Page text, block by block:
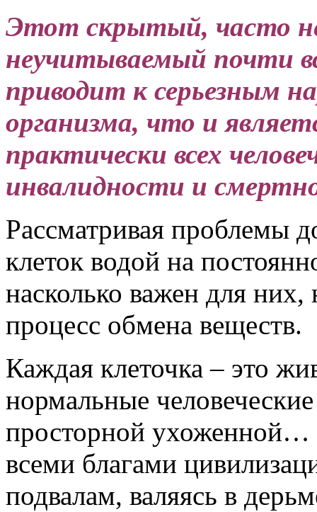
Этот скрытый, часто
неучитываемый почти
приводит к серьезным
организма, что и
практически всех
инвалидности и
Рассматривая проблемы
клеток водой на
насколько важен для
процесс обмена веществ.
Каждая клеточка – это
нормальные
просторной ухоженной…
всеми благами
подвалам, валяясь в